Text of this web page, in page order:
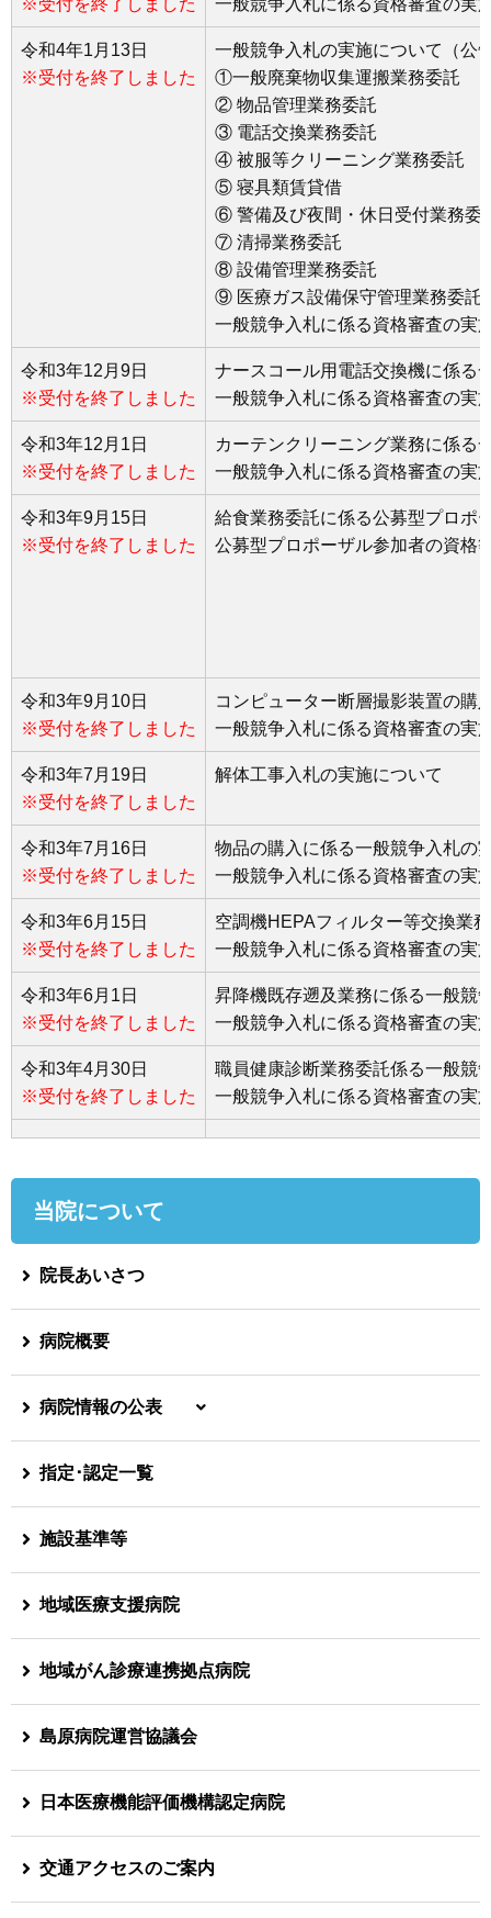
令和4年1月13日
※受付を終了しました
一般競争入札の実施について（公
①一般廃棄物収集運搬業務委託
② 物品管理業務委託
③ 電話交換業務委託
④ 被服等クリーニング業務委託
⑤ 寝具類賃貸借
⑥ 警備及び夜間・休日受付業務委
⑦ 清掃業務委託
⑧ 設備管理業務委託
⑨ 医療ガス設備保守管理業務委託
一般競争入札に係る資格審査の実
令和3年12月9日
※受付を終了しました
ナースコール用電話交換機に係る
一般競争入札に係る資格審査の実
令和3年12月1日
※受付を終了しました
カーテンクリーニング業務に係る
一般競争入札に係る資格審査の実
令和3年9月15日
※受付を終了しました
給食業務委託に係る公募型プロポ
公募型プロポーザル参加者の資格
令和3年9月10日
※受付を終了しました
コンピューター断層撮影装置の購
一般競争入札に係る資格審査の実
令和3年7月19日
※受付を終了しました
解体工事入札の実施について
令和3年7月16日
※受付を終了しました
物品の購入に係る一般競争入札の
一般競争入札に係る資格審査の実
令和3年6月15日
※受付を終了しました
空調機HEPAフィルター等交換業
一般競争入札に係る資格審査の実
令和3年6月1日
※受付を終了しました
昇降機既存遡及業務に係る一般競
一般競争入札に係る資格審査の実
令和3年4月30日
※受付を終了しました
職員健康診断業務委託係る一般競
一般競争入札に係る資格審査の実
当院について
院長あいさつ
病院概要
病院情報の公表
指定･認定一覧
施設基準等
地域医療支援病院
地域がん診療連携拠点病院
島原病院運営協議会
日本医療機能評価機構認定病院
交通アクセスのご案内